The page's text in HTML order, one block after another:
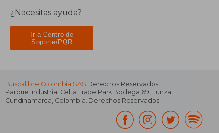
¿Necesitas ayuda?
Ir a Centro de
Soporte/PQR
Buscalibre Colombia SAS Derechos Reservados.
Parque Industrial Celta Trade Park Bodega 69, Funza,
Cundinamarca, Colombia. Derechos Reservados.